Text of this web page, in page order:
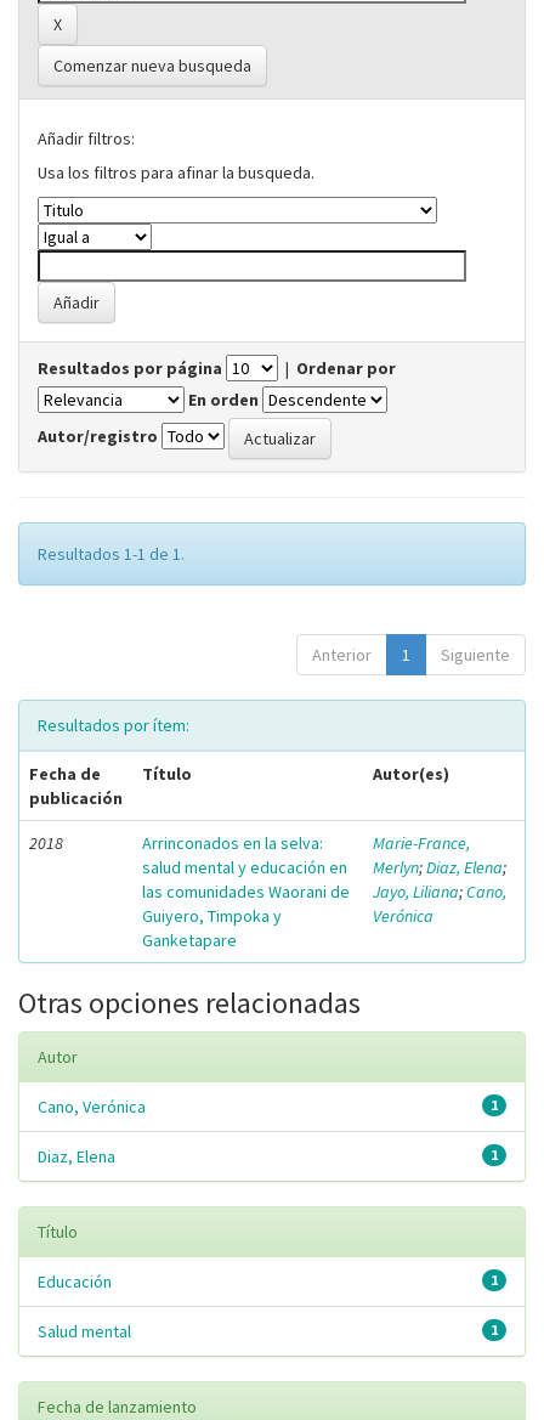
Comenzar nueva busqueda
Añadir filtros:
Usa los filtros para afinar la busqueda.
Resultados por página | Ordenar por
En orden
Autor/registro
Resultados 1-1 de 1.
Anterior 1 Siguiente
Resultados por ítem:
Fecha de
publicación
Título Autor(es)
2018
Arrinconados en la selva:
salud mental y educación en
las comunidades Waorani de
Guiyero, Timpoka y
Ganketapare
Marie-France,
Merlyn;Diaz, Elena;
Jayo, Liliana;Cano,
Verónica
Otras opciones relacionadas
Autor
1
Cano, Verónica
1
Diaz, Elena
Título
1
Educación
1
Salud mental
Fecha de lanzamiento